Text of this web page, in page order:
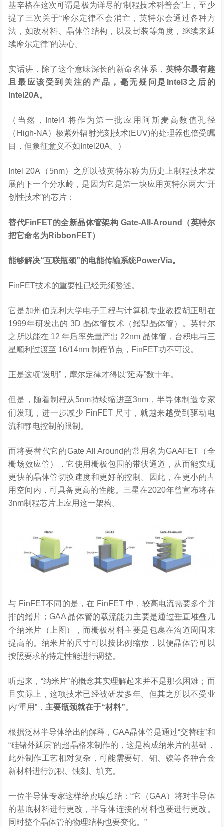
基辛格在这次可谓是极为详尽的“制程技术科普会”上，至少
提了三次关于“摩尔定律不会消亡，英特尔会通过各种方
法，如改材料、晶体管结构，以及封装等角度，继续来延
续摩尔定律”的决心。
实话讲，除了这个意味深长的新命名体系， 英特尔最有趣
且最应该受到关注的产品，毫无疑问是Intel3之后的
Intel20A。
（当然，Intel4 将作为第一批应用阿斯麦高数值孔径
（High-NA）极紫外辐射光刻技术(EUV)的处理器也倍受瞩
目，但象征意义不如Intel20A。）
Intel 20A（5nm）之所以被英特尔称为历史上制程技术发
展的下一个分水岭，是因为它是第一块应用英特尔两大“开
创性技术”的芯片：
替代FinFET的全新晶体管架构 Gate-All-Around（英特尔
把它命名为RibbonFET）
能够解决“互联瓶颈”的电能传输系统PowerVia。
FinFET技术的重要性已经无须赘述。
它是加州伯克利大学电子工程与计算机专业教授胡正明在
1999年研发出的 3D 晶体管技术（鳍型晶体管）。英特尔
之所以能在 12 年后率先量产出 22nm 晶体管，台积电与三
星顺利过渡至 16/14nm 制程节点，FinFET功不可没。
正是这项“发明”，摩尔定律才得以“延寿”数十年。
但是，随着制程从5nm持续缩进至3nm，半导体制造专家
们发现，进一步减少 FinFET 尺寸，就越来越受到驱动电
流和静电控制的限制。
而将要替代它的Gate All Around的常用名为GAAFET（全
栅场效应管），它使用栅极包围的带状通道，从而能实现
更快的晶体管切换速度和更好的控制。因此，在更小的占
用空间内，可具备更高的性能。三星在2020年曾宣布将在
3nm制程芯片上应用这一架构。
与 FinFET不同的是，在 FinFET 中，较高电流需要多个并
排的鳍片；GAA 晶体管的载流能力主要是通过垂直堆叠几
个纳米片（上图），而栅极材料主要是包裹在沟道周围来
提高的。纳米片的尺寸可以按比例缩放，以便晶体管可以
按照要求的特定性能进行调整。
听起来，“纳米片”的概念其实理解起来并不是那么困难；而
且实际上，这项技术已经被研发多年。但其之所以不受业
内“重用”， 主要瓶颈就在于“材料”。
根据泛林半导体给出的解释，GAA晶体管是通过“交替硅”和
“硅锗外延层”的超晶格来制作的，这是构成纳米片的基础，
此外制作工艺相对复杂，可能需要钌、钼、镍等各种合金
新材料进行沉积、蚀刻、填充。
一位半导体专家这样给虎嗅总结：“它（GAA）将对半导体
的基底材料进行更改，半导体连接的材料也要进行更改。
同时整个晶体管的物理结构也要变化。”